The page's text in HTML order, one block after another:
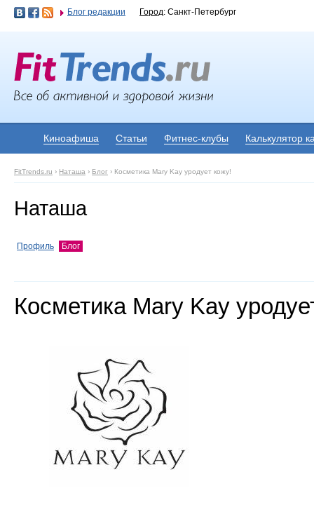
Блог редакции Город: Санкт-Петербург
Киноафиша Статьи Фитнес-клубы Калькулятор
FitTrends.ru › Наташа › Блог › Косметика Mary Kay уродует кожу!
Наташа
Профиль Блог
Косметика Mary Kay